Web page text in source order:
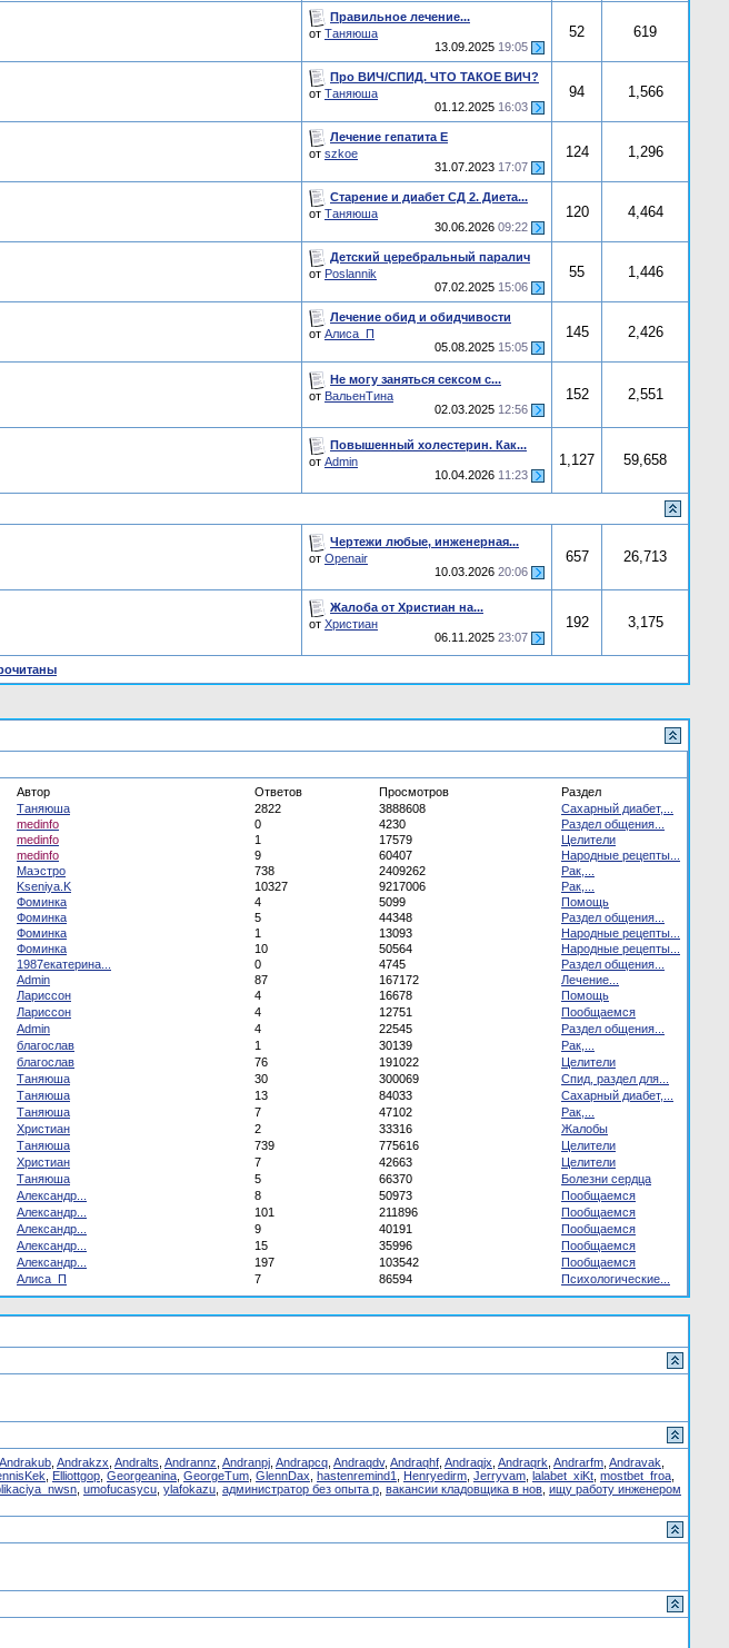
Правильное лечение...
от Таняюша
13.09.2025 19:05
52 619
Про ВИЧ/СПИД. ЧТО ТАКОЕ ВИЧ?
от Таняюша
01.12.2025 16:03
94 1,566
Лечение гепатита E
от szkoe
31.07.2023 17:07
124 1,296
Старение и диабет СД 2. Диета...
от Таняюша
30.06.2026 09:22
120 4,464
Детский церебральный паралич
от Poslannik
07.02.2025 15:06
55 1,446
Лечение обид и обидчивости
от Алиса_П
05.08.2025 15:05
145 2,426
Не могу заняться сексом с...
от ВальенТина
02.03.2025 12:56
152 2,551
Повышенный холестерин. Как...
от Admin
10.04.2026 11:23
1,127 59,658
Чертежи любые, инженерная...
от Openair
10.03.2026 20:06
657 26,713
Жалоба от Христиан на...
от Христиан
06.11.2025 23:07
192 3,175
Автор Ответов Просмотров
Раздел
Таняюша 2822 3888608
Сахарный диабет,...
medinfo 0 4230
Раздел общения...
medinfo 1 17579
Целители
medinfo 9 60407
Народные рецепты...
Маэстро 738 2409262
Рак,...
Kseniya.K 10327 9217006
Рак,...
Фоминка 4 5099
Помощь
Фоминка 5 44348
Раздел общения...
Фоминка 1 13093
Народные рецепты...
Фоминка 10 50564
Народные рецепты...
1987екатерина... 0 4745
Раздел общения...
Admin 87 167172
Лечение...
Лариссон 4 16678
Помощь
Лариссон 4 12751
Пообщаемся
Admin 4 22545
Раздел общения...
благослав 1 30139
Рак,...
благослав 76 191022
Целители
Таняюша 30 300069
Спид, раздел для...
Таняюша 13 84033
Сахарный диабет,...
Таняюша 7 47102
Рак,...
Христиан 2 33316
Жалобы
Таняюша 739 775616
Целители
Христиан 7 42663
Целители
Таняюша 5 66370
Болезни сердца
Александр... 8 50973
Пообщаемся
Александр... 101 211896
Пообщаемся
Александр... 9 40191
Пообщаемся
Александр... 15 35996
Пообщаемся
Александр... 197 103542
Пообщаемся
Алиса_П 7 86594 Психологические...
Andrakub Andrakzx Andralts Andrannz Andranpj Andrapcq Andraqdv, Andraqhf Andraqjx Andraqrk Andrarfm Andravak
Elliottgop Georgeanina GeorgeTum GlennDax hastenremind1 Henryedirm Jerryvam lalabet_xiKt mostbet_froa
umofucasycu ylafokazu администратор без опыта р вакансии кладовщика в нов ищу работу инженером